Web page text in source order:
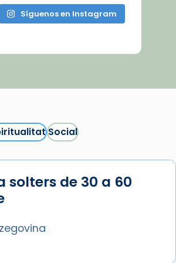
Síguenos en Instagram
Social
solters de 30 a 60